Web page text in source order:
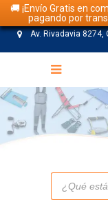
🚚 ¡Envío Gratis en
pagando por
Av. Rivadavia 8274,
Búsqueda
productos